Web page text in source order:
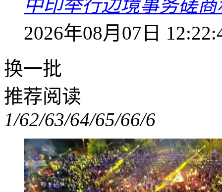
中印举行边境事务磋
2026年08月07日
换一批
推荐阅读
1/62/63/64/65/66/6